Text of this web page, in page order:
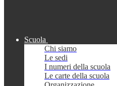
Scuola
Chi siamo
Le sedi
I numeri della scuola
Le carte della scuola